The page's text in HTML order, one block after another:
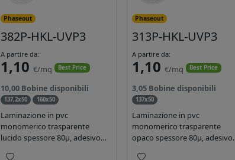
Phaseout
382P-HKL-UVP3
A partire da:
1,10 €/mq Best Price
10,00 Bobine disponibili
137,2x50 160x50
Laminazione in pvc
monomerico trasparente
lucido spessore 80µ, adesivo
Phaseout
313P-HKL-UVP3
A partire da:
1,10 €/mq Best Price
3,05 Bobine disponibili
137x50
Laminazione in pvc
monomerico trasparente
opaco spessore 80µ, adesivo